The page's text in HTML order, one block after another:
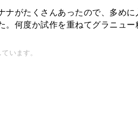
ナがたくさんあったので、多め
。何度か試作を重ねてグラニュ
います。